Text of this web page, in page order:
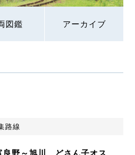
図鑑 アーカイブ
路線
良野～旭川 どさん子オス